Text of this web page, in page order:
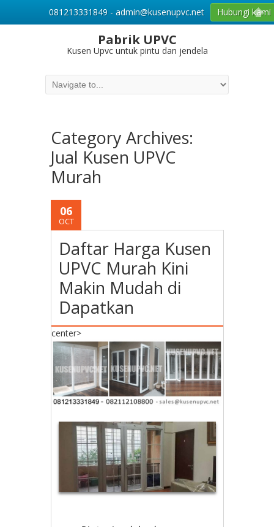
Pabrik UPVC
Kusen Upvc untuk pintu dan jendela
Category Archives:
Jual Kusen UPVC
Murah
06
OCT
Daftar Harga Kusen
UPVC Murah Kini
Makin Mudah di
Dapatkan
center>
081213331849 - admin@kusenupvc.net Hubungi kami